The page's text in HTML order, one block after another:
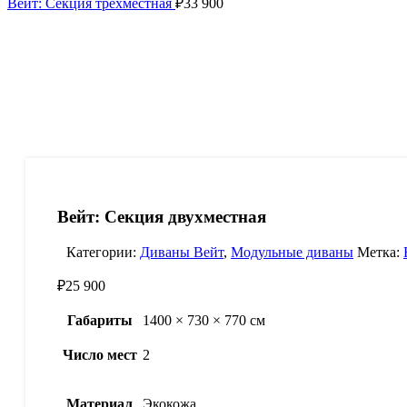
Вейт: Секция трехместная ₽33 900
Вейт: Секция двухместная
Категории: Диваны Вейт, Модульные диваны Метка:
₽25 900
Габариты 1400 × 730 × 770 см
Число мест 2
Материал Экокожа